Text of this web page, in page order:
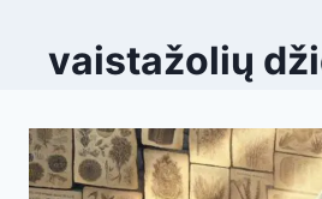
vaistažolių